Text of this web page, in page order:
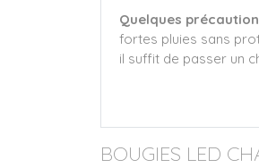
Quelques
fortes pluies sans
il suffit de passer un
BOUGIES LED